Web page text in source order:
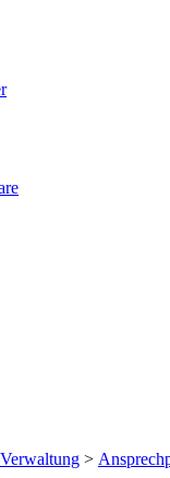
Verwaltung >